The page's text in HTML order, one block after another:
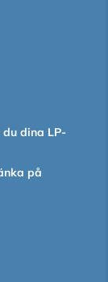
dina LP-
på